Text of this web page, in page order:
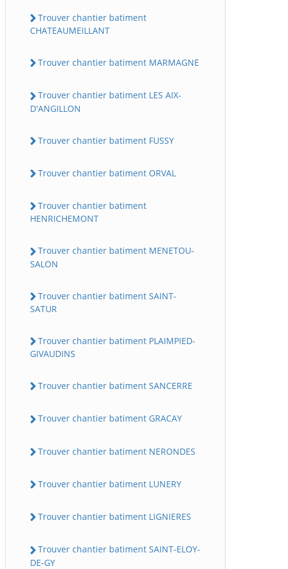
Trouver chantier batiment
CHATEAUMEILLANT
Trouver chantier batiment MARMAGNE
Trouver chantier batiment LES AIX-
D'ANGILLON
Trouver chantier batiment FUSSY
Trouver chantier batiment ORVAL
Trouver chantier batiment
HENRICHEMONT
Trouver chantier batiment MENETOU-
SALON
Trouver chantier batiment SAINT-
SATUR
Trouver chantier batiment PLAIMPIED-
GIVAUDINS
Trouver chantier batiment SANCERRE
Trouver chantier batiment GRACAY
Trouver chantier batiment NERONDES
Trouver chantier batiment LUNERY
Trouver chantier batiment LIGNIERES
Trouver chantier batiment SAINT-ELOY-
DE-GY